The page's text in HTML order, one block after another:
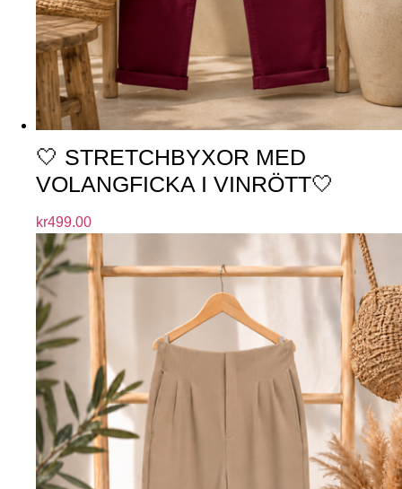
🤍 STRETCHBYXOR MED
VOLANGFICKA I VINRÖTT🤍
kr499.00